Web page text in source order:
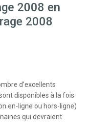
2008 en
2008
d’excellents
sont disponibles à la fois
en-ligne ou hors-ligne)
qui devraient